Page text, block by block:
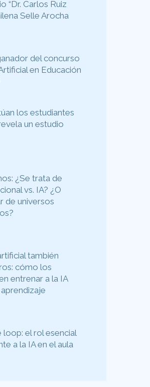
“Dr. Carlos Ruiz
Selle Arocha
del concurso
en Educación
los estudiantes
un estudio
¿Se trata de
vs. IA? ¿O
de universos
también
cómo los
entrenar a la IA
loop: el rol esencial
a la IA en el aula